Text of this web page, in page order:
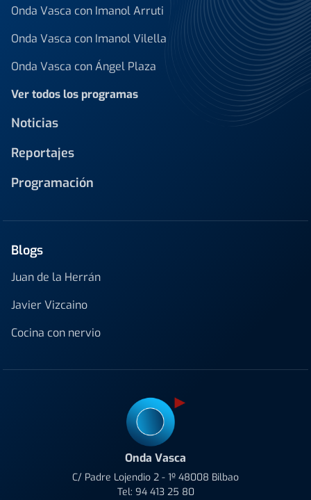
Onda Vasca con Imanol Arruti
Onda Vasca con Imanol Vilella
Onda Vasca con Ángel Plaza
Ver todos los programas
Noticias
Reportajes
Programación
Blogs
Juan de la Herrán
Javier Vizcaino
Cocina con nervio
Onda Vasca
C/ Padre Lojendio 2 - 1º 48008 Bilbao
Tel: 94 413 25 80